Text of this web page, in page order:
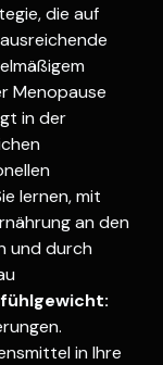
die auf
Menopause
in der
lernen, mit
an den
und durch
in Ihre